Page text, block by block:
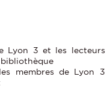
Lyon 3 et les lecteurs
membres de Lyon 3